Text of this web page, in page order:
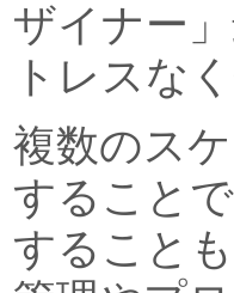
ザイナー
トレスな
複数のス
すること
すること